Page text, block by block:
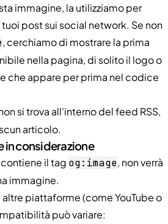
immagine, la utilizziamo per
post sui social network. Se non
, cerchiamo di mostrare la prima
nella pagina, di solito il logo o
che appare per prima nel codice
si trova all'interno del feed RSS,
articolo.
in considerazione
il tag og:image, non verrà
immagine.
piattaforme (come YouTube o
può variare: